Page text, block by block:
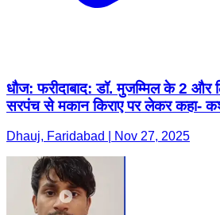
धौज: फरीदाबाद: डॉ. मुजम्मिल के 2 और
सरपंच से मकान किराए पर लेकर कहा-
Dhauj, Faridabad | Nov 27, 2025